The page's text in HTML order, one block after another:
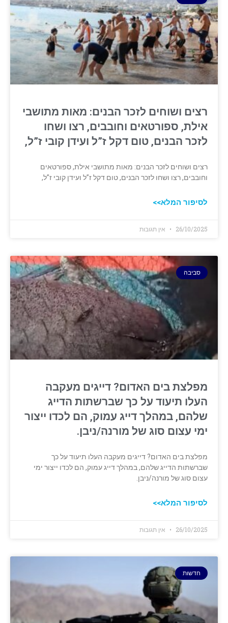
רצים ושוחים לזכר הבנים: מאות מתושבי
אילת, ספורטאים וחובבים, רצו ושחו
לזכר הבנים, טום דקל ז”ל ועידן קובי ז”ל,
רצים ושוחים לזכר הבנים: מאות מתושבי אילת, ספורטאים
וחובבים, רצו ושחו לזכר הבנים, טום דקל ז”ל ועידן קובי ז”ל,
לסיפור המלא>>
26/10/2025 אין תגובות
סביבה
מפלצת בים האדום? דייגים מעקבה
העלו תיעוד על כך שברשתות הדייג
שלהם, במהלך דייג עמוק, הם לכדו ייצור
ימי עצום סוג של מורנה/ניבן.
מפלצת בים האדום? דייגים מעקבה העלו תיעוד על כך
שברשתות הדייג שלהם, במהלך דייג עמוק, הם לכדו ייצור ימי
עצום סוג של מורנה/ניבן.
לסיפור המלא>>
26/10/2025 אין תגובות
חדשות